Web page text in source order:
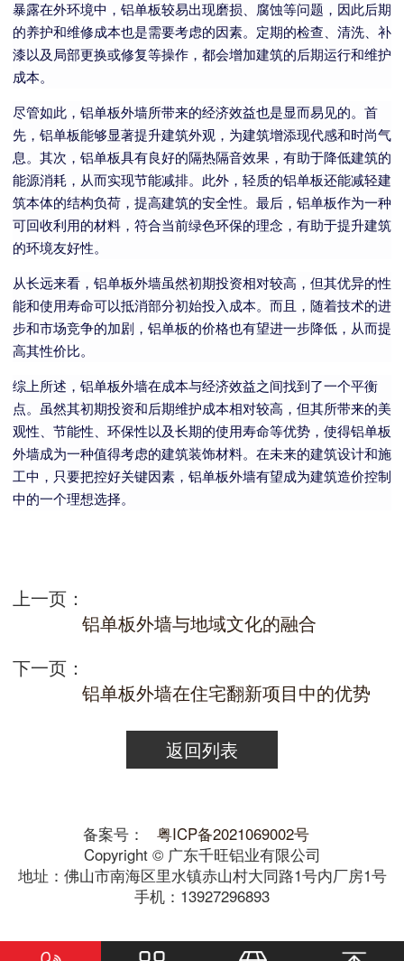
暴露在外环境中，铝单板较易出现磨损、腐蚀等问题，因此后期
的养护和维修成本也是需要考虑的因素。定期的检查、清洗、补
漆以及局部更换或修复等操作，都会增加建筑的后期运行和维护
成本。
尽管如此，铝单板外墙所带来的经济效益也是显而易见的。首
先，铝单板能够显著提升建筑外观，为建筑增添现代感和时尚气
息。其次，铝单板具有良好的隔热隔音效果，有助于降低建筑的
能源消耗，从而实现节能减排。此外，轻质的铝单板还能减轻建
筑本体的结构负荷，提高建筑的安全性。最后，铝单板作为一种
可回收利用的材料，符合当前绿色环保的理念，有助于提升建筑
的环境友好性。
从长远来看，铝单板外墙虽然初期投资相对较高，但其优异的性
能和使用寿命可以抵消部分初始投入成本。而且，随着技术的进
步和市场竞争的加剧，铝单板的价格也有望进一步降低，从而提
高其性价比。
综上所述，铝单板外墙在成本与经济效益之间找到了一个平衡
点。虽然其初期投资和后期维护成本相对较高，但其所带来的美
观性、节能性、环保性以及长期的使用寿命等优势，使得铝单板
外墙成为一种值得考虑的建筑装饰材料。在未来的建筑设计和施
工中，只要把控好关键因素，铝单板外墙有望成为建筑造价控制
中的一个理想选择。
上一页：
铝单板外墙与地域文化的融合
下一页：
铝单板外墙在住宅翻新项目中的优势
返回列表
备案号：
粤ICP备2021069002号
Copyright © 广东千旺铝业有限公司
地址：佛山市南海区里水镇赤山村大同路1号内厂房1号
手机：13927296893